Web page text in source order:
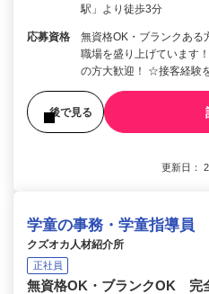
駅」より徒歩3分
応募資格
無資格OK・ブランクあ
職場を盛り上げています
の方大歓迎！ ☆接客経験
後で見る
更新日：
学童の事務・学童指導員
クズオカ人材紹介所
正社員
無資格OK・ブランクOK 完